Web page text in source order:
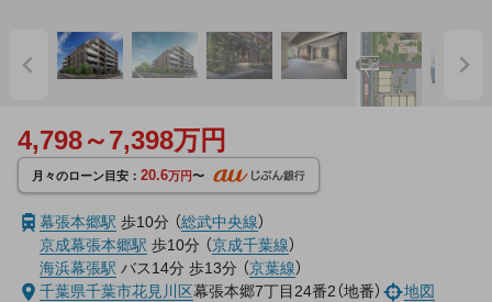
4,798～7,398万円
月々のローン目安： 20.6万円〜
幕張本郷駅 歩10分 （総武中央線）
京成幕張本郷駅 歩10分 （京成千葉線）
海浜幕張駅 バス14分 歩13分 （京葉線）
千葉県千葉市花見川区幕張本郷7丁目24番2（地番） 地図